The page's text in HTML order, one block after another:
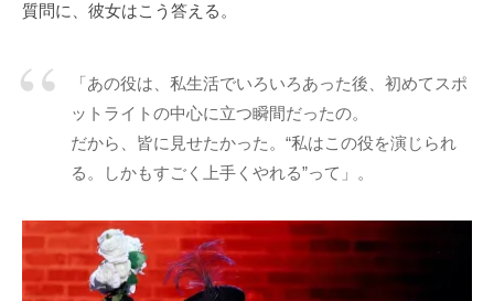
質問に、彼女はこう答える。
「あの役は、私生活でいろいろあった後、初めてスポ
ットライトの中心に立つ瞬間だったの。
だから、皆に見せたかった。“私はこの役を演じられ
る。しかもすごく上手くやれる”って」。